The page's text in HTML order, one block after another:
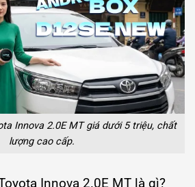
Innova 2.0E MT giá dưới 5 triệu, chất
lượng cao cấp.
Innova 2.0E MT là gì?